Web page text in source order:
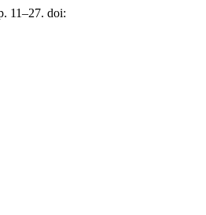
11–27. doi: